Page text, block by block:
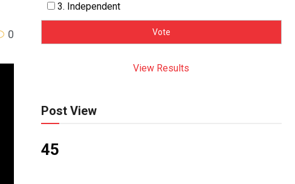
0
3. Independent
View Results
Post View
45